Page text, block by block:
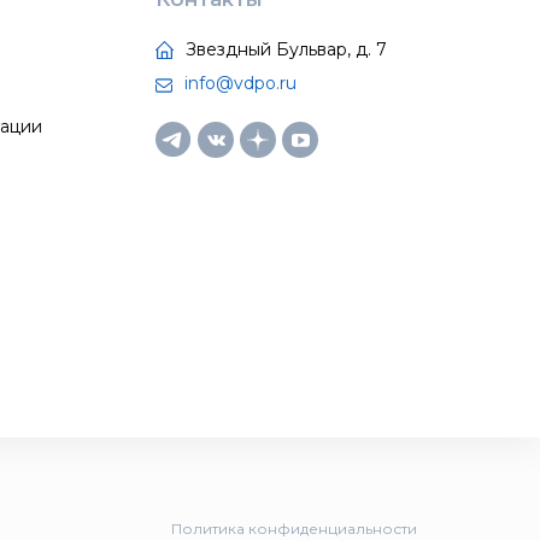
Звездный Бульвар, д. 7
info@vdpo.ru
Политика конфиденциальности